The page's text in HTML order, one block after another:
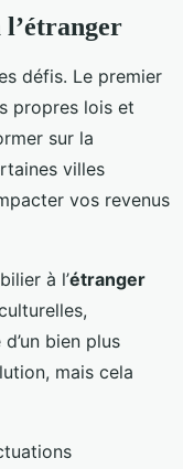
l’étranger
défis. Le premier
propres lois et
sur la
villes
vos revenus
à l’étranger
bien plus
mais cela